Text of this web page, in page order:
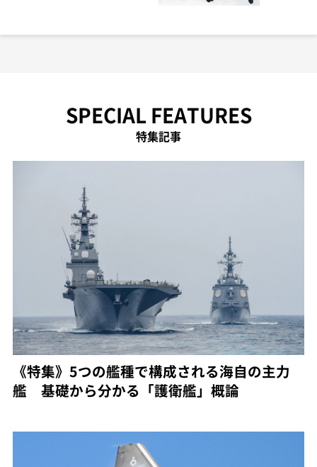
SPECIAL FEATURES
特集記事
《特集》5つの艦種で構成される海自の主力
艦 基礎から分かる「護衛艦」概論